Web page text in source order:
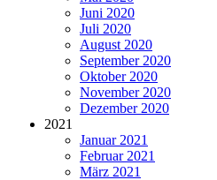
Juni 2020
Juli 2020
August 2020
September 2020
Oktober 2020
November 2020
Dezember 2020
2021
Januar 2021
Februar 2021
März 2021